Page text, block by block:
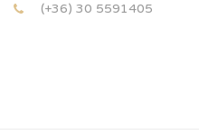
(+36) 30 5591405